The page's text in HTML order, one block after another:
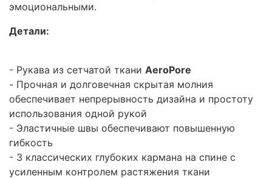
эмоциональными.
Детали:
- Рукава из сетчатой ткани AeroPore
- Прочная и долговечная скрытая молния
обеспечивает непрерывность дизайна и простоту
использования одной рукой
- Эластичные швы обеспечивают повышенную
гибкость
- 3 классических глубоких кармана на спине с
усиленным контролем растяжения ткани